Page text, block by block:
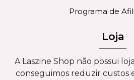
Programa de
Loja
A Laszine Shop não possui
conseguimos reduzir custos